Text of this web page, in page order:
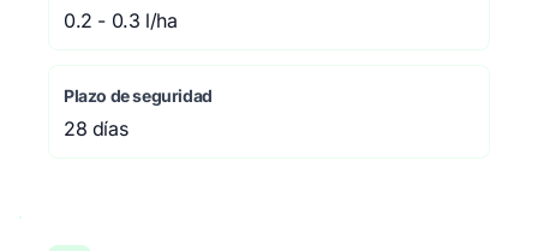
0.2 - 0.3 l/ha
Plazo de seguridad
28 días